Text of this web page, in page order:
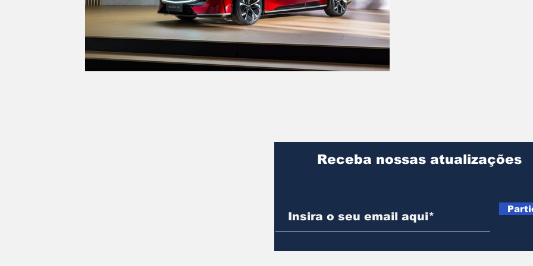
Receba nossas atualizações